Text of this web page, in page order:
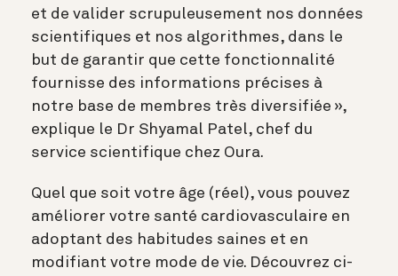
et de valider scrupuleusement nos données
scientifiques et nos algorithmes, dans le
but de garantir que cette fonctionnalité
fournisse des informations précises à
notre base de membres très diversifiée »,
explique le Dr Shyamal Patel, chef du
service scientifique chez Oura.
Quel que soit votre âge (réel), vous pouvez
améliorer votre santé cardiovasculaire en
adoptant des habitudes saines et en
modifiant votre mode de vie. Découvrez ci-